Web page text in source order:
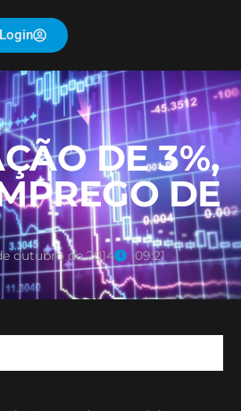
Login
DE 3%,
DE
outubro de 2014 09:21